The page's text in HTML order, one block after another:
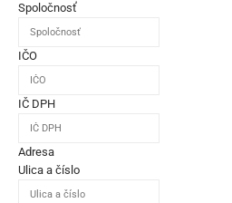
Spoločnosť
IČO
IČ DPH
Adresa
Ulica a číslo